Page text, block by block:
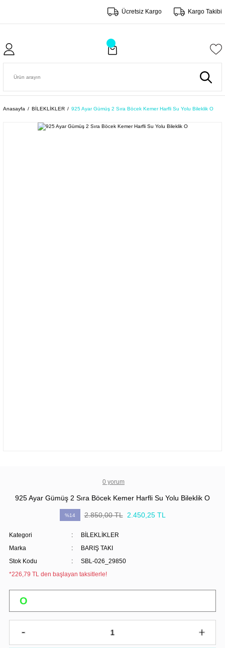
Ücretsiz Kargo Kargo Takibi
Anasayfa BİLEKLİKLER 925 Ayar Gümüş 2 Sıra Böcek Kemer Harfli Su Yolu Bileklik O
0 yorum
925 Ayar Gümüş 2 Sıra Böcek Kemer Harfli Su Yolu Bileklik O
%14 2.850,00 TL 2.450,25 TL
Kategori
BİLEKLİKLER
Marka
BARIŞ TAKI
Stok Kodu
SBL-026_29850
*226,79 TL den başlayan taksitlerle!